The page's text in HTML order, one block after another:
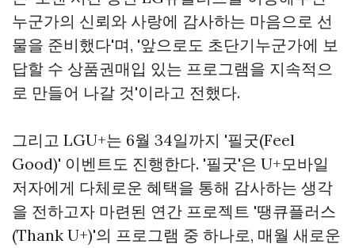
누군가의 신뢰와 사랑에 감사하는 마음으로 선
물을 준비했다'며, '앞으로도 초단기누군가에 보
답할 수 상품권매입 있는 프로그램을 지속적으
로 만들어 나갈 것'이라고 전했다.
그리고 LGU+는 6월 34일까지 '필굿(Feel
Good)' 이벤트도 진행한다. '필굿'은 U+모바일
저자에게 다체로운 혜택을 통해 감사하는 생각
을 전하고자 마련된 연간 프로젝트 '땡큐플러스
(Thank U+)'의 프로그램 중 하나로, 매월 새로운